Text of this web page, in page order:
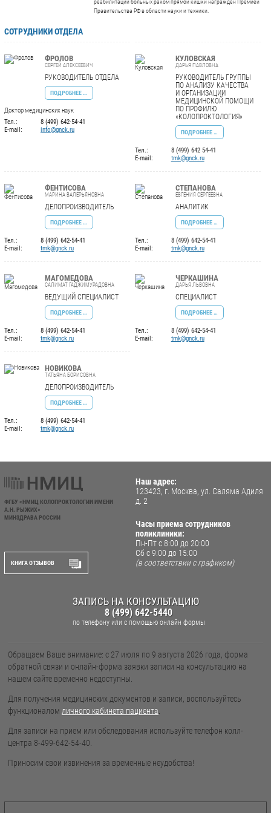
реабилитации больных раком прямой кишки награжден Премией
Правительства РФ в области науки и техники.
СОТРУДНИКИ ОТДЕЛА
ФРОЛОВ
СЕРГЕЙ АЛЕКСЕЕВИЧ
РУКОВОДИТЕЛЬ ОТДЕЛА
ПОДРОБНЕЕ …
Доктор медицинских наук
Тел.:
8 (499) 642-54-41
E-mail:
info@gnck.ru
КУЛОВСКАЯ
ДАРЬЯ ПАВЛОВНА
РУКОВОДИТЕЛЬ ГРУППЫ
ПО АНАЛИЗУ КАЧЕСТВА
И ОРГАНИЗАЦИИ
МЕДИЦИНСКОЙ ПОМОЩИ
ПО ПРОФИЛЮ
«КОЛОПРОКТОЛОГИЯ»
ПОДРОБНЕЕ …
Тел.:
8 (499) 642 54-41
E-mail:
tmk@gnck.ru
ФЕНТИСОВА
МАРИНА ВАЛЕРЬЯНОВНА
ДЕЛОПРОИЗВОДИТЕЛЬ
ПОДРОБНЕЕ …
Тел.:
8 (499) 642-54-41
E-mail:
tmk@gnck.ru
СТЕПАНОВА
ЕВГЕНИЯ СЕРГЕЕВНА
АНАЛИТИК
ПОДРОБНЕЕ …
Тел.:
8 (499) 642-54-41
E-mail:
tmk@gnck.ru
МАГОМЕДОВА
САЛИМАТ ГАДЖИМУРАДОВНА
ВЕДУЩИЙ СПЕЦИАЛИСТ
ПОДРОБНЕЕ …
Тел.:
8 (499) 642-54-41
E-mail:
tmk@gnck.ru
ЧЕРКАШИНА
ДАРЬЯ ЛЬВОВНА
СПЕЦИАЛИСТ
ПОДРОБНЕЕ …
Тел.:
8 (499) 642-54-41
E-mail:
tmk@gnck.ru
НОВИКОВА
ТАТЬЯНА БОРИСОВНА
ДЕЛОПРОИЗВОДИТЕЛЬ
ПОДРОБНЕЕ …
Тел.:
8 (499) 642-54-41
E-mail:
tmk@gnck.ru
ФГБУ «НМИЦ КОЛОПРОКТОЛОГИИ ИМЕНИ
А.Н. РЫЖИХ»
МИНЗДРАВА РОССИИ
Наш адрес:
123423, г. Москва, ул. Саляма Адиля
д. 2
Часы приема сотрудников
поликлиники:
Пн-Пт с 8:00 до 20:00
Сб с 9:00 до 15:00
(в соответствии с графиком)
КНИГА ОТЗЫВОВ
ЗАПИСЬ НА КОНСУЛЬТАЦИЮ
8 (499) 642-5440
по телефонуили с помощью онлайн формы
Обращаем Ваше внимание: с 27 июля по 9 августа 2026 года, форма
обратной связи и онлайн-форма заявки записи на консультацию на
нашем сайте временно недоступны.
Для получения медицинских документов и записи, воспользуйтесь
функционалом личного кабинета пациента
Для записи на прием или обследования используйте телефон колл-
центра 8-499-642-54-40.
Приносим свои извинения за временные неудобства!